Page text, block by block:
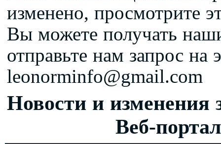
изменено, просмотрите
Вы можете получать
отправьте нам запрос на
leonorminfo@gmail.com
Новости и изменения
Веб-порт